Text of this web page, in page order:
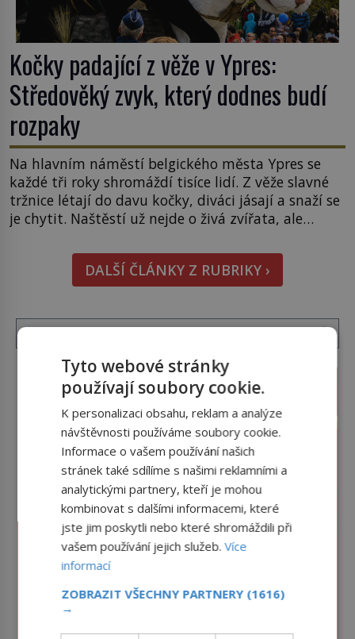
Kočky padající z věže v Ypres:
Středověký zvyk, který dodnes budí
rozpaky
Na hlavním náměstí belgického města Ypres se
každé tři roky shromáždí tisíce lidí. Z věže slavné
tržnice létají do davu kočky, diváci jásají a snaží se
je chytit. Naštěstí už nejde o živá zvířata, ale
Tato veselá podívaná připomíná jeden z
nejpodivnějších a zároveň nejkrutějších zvyků […]
DALŠÍ ČLÁNKY Z RUBRIKY ›
Tyto webové stránky
používají soubory cookie.
K personalizaci obsahu, reklam a analýze
návštěvnosti používáme soubory cookie.
Informace o vašem používání našich
stránek také sdílíme s našimi reklamními a
analytickými partnery, kteří je mohou
kombinovat s dalšími informacemi, které
jste jim poskytli nebo které shromáždili při
vašem používání jejich služeb.Více
informací
ZOBRAZIT VŠECHNY PARTNERY (1616)
→